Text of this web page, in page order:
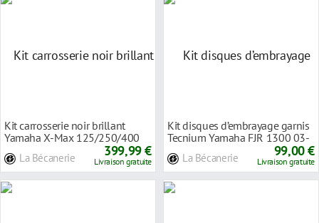
Kit carrosserie noir brillant
Yamaha X-Max 125/250/400
La Bécanerie 399,99 €
Livraison gratuite
Kit disques d’embrayage garnis
Tecnium Yamaha FJR 1300 03-
La Bécanerie 99,00 €
Livraison gratuite